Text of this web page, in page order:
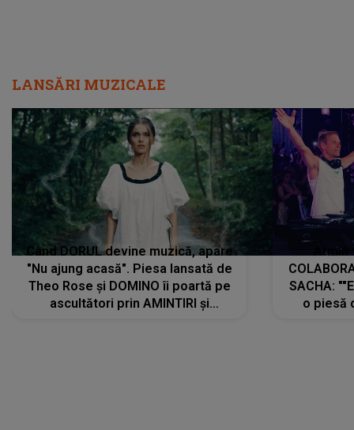
LANSĂRI MUZICALE
Când DORUL devine muzică, apare
"Nu ajung acasă". Piesa lansată de
Theo Rose și DOMINO îi poartă pe
ascultători prin AMINTIRI și
SACHA:
o piesă